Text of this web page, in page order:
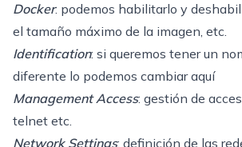
Docker: podemos habilitarlo y
el tamaño máximo de la imagen, etc.
Identification: si queremos tener un
diferente lo podemos cambiar aquí
Management Access: gestión de
telnet etc.
Network Settings: definición de las